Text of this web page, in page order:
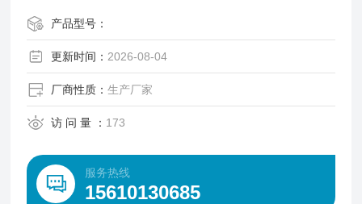
产品型号：
更新时间： 2026-08-04
厂商性质：生产厂家
访 问 量 ： 173
服务热线
15610130685